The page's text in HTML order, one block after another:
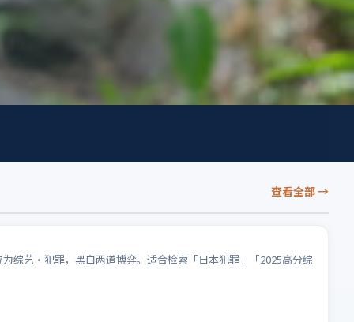
查看全部→
综艺·犯罪，黑白两道博弈。适合检索「日本犯罪」「2025高分综